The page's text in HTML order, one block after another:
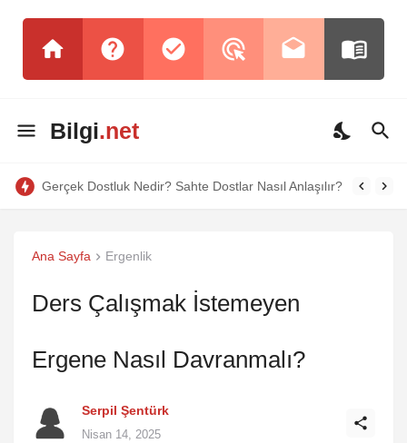
Bilgi.net
Gerçek Dostluk Nedir? Sahte Dostlar Nasıl Anlaşılır?
Ana Sayfa Ergenlik
Ders Çalışmak İstemeyen
Ergene Nasıl Davranmalı?
Serpil Şentürk
Nisan 14, 2025